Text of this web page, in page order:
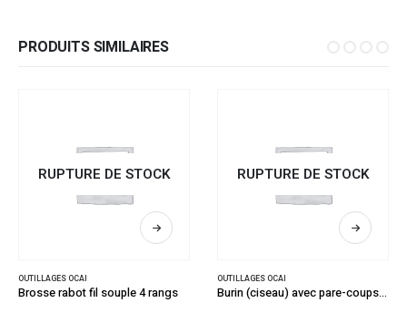
PRODUITS SIMILAIRES
RUPTURE DE STOCK
OUTILLAGES OCAI
Brosse rabot fil souple 4 rangs
RUPTURE DE STOCK
OUTILLAGES OCAI
Burin (ciseau) avec pare-coups confort 300 x 16 mm